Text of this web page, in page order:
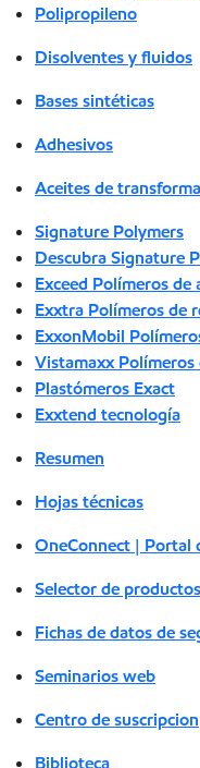
Polipropileno
Disolventes y fluidos
Bases sintéticas
Adhesivos
Aceites de
Signature Polymers
Descubra Signature
Exceed Polímeros
Exxtra Polímeros de
ExxonMobil
Vistamaxx
Plastómeros Exact
Exxtend tecnología
Resumen
Hojas técnicas
OneConnect | Portal
Selector de productos
Fichas de datos de
Seminarios web
Centro de suscripcion
Biblioteca